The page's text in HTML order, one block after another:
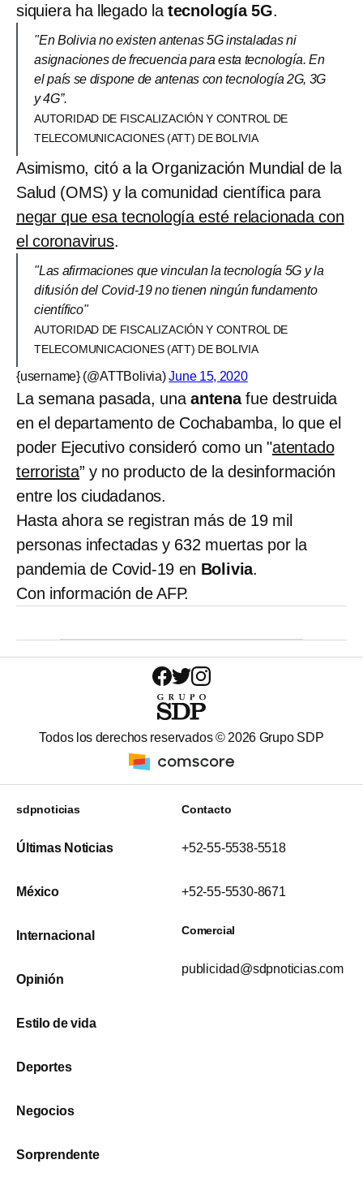
siquiera ha llegado la tecnología 5G.
"En Bolivia no existen antenas 5G instaladas ni
asignaciones de frecuencia para esta tecnología. En
el país se dispone de antenas con tecnología 2G, 3G
y 4G”.
AUTORIDAD DE FISCALIZACIÓN Y CONTROL DE
TELECOMUNICACIONES (ATT) DE BOLIVIA
Asimismo, citó a la Organización Mundial de la
Salud (OMS) y la comunidad científica para
negar que esa tecnología esté relacionada con
el coronavirus.
"Las afirmaciones que vinculan la tecnología 5G y la
difusión del Covid-19 no tienen ningún fundamento
científico"
AUTORIDAD DE FISCALIZACIÓN Y CONTROL DE
TELECOMUNICACIONES (ATT) DE BOLIVIA
{username} (@ATTBolivia)June 15, 2020
La semana pasada, una antenafue destruida
en el departamento de Cochabamba, lo que el
poder Ejecutivo consideró como un "atentado
terrorista” y no producto de la desinformación
entre los ciudadanos.
Hasta ahora se registran más de 19 mil
personas infectadas y 632 muertas por la
pandemia de Covid-19 en Bolivia.
Con información de AFP.
Todos los derechos reservados © 2026 Grupo SDP
sdpnoticias
Últimas Noticias
México
Internacional
Opinión
Estilo de vida
Deportes
Negocios
Sorprendente
Contacto
+52-55-5538-5518
+52-55-5530-8671
Comercial
publicidad@sdpnoticias.com